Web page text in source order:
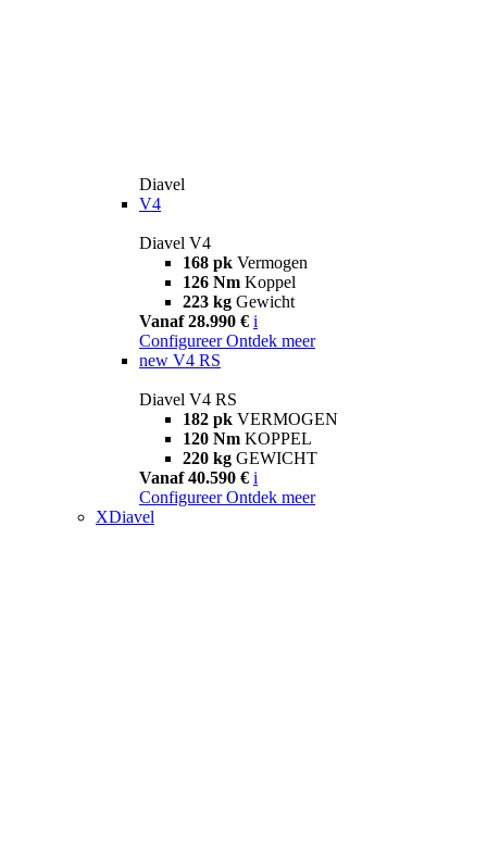
Diavel
V4
Diavel V4
168 pk Vermogen
126 Nm Koppel
223 kg Gewicht
Vanaf 28.990 € i
Configureer Ontdek meer
new V4 RS
Diavel V4 RS
182 pk VERMOGEN
120 Nm KOPPEL
220 kg GEWICHT
Vanaf 40.590 € i
Configureer Ontdek meer
XDiavel